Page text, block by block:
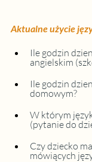
Aktualne użycie
Ile godzin
angielskim
Ile godzin
domowym?
W którym
(pytanie do
Czy dziecko
mówiących